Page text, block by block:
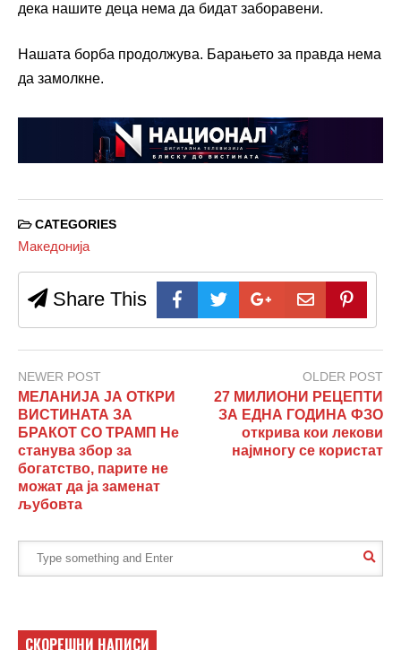
дека нашите деца нема да бидат заборавени.
Нашата борба продолжува. Барањето за правда нема
да замолкне.
CATEGORIES
Македонија
Share This
NEWER POST
МЕЛАНИЈА ЈА ОТКРИ
ВИСТИНАТА ЗА
БРАКОТ СО ТРАМП Не
станува збор за
богатство, парите не
можат да ја заменат
љубовта
OLDER POST
27 МИЛИОНИ РЕЦЕПТИ
ЗА ЕДНА ГОДИНА ФЗО
открива кои лекови
најмногу се користат
СКОРЕШНИ НАПИСИ